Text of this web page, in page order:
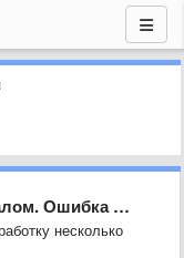
писем на интеграцию.
несколько